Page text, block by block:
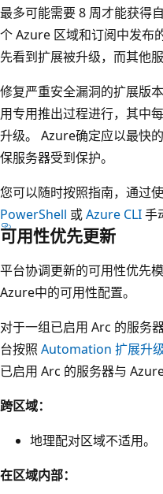
最多可能需要 8 周才能获得
个 Azure 区域和订阅中发布
先看到扩展被升级，而其他
修复严重安全漏洞的扩展版
用专用推出过程进行，其中
升级。 Azure确定应以最快
保服务器受到保护。
您可以随时按照指南，通过
PowerShell 或Azure CLI手
可用性优先更新
平台协调更新的可用性优先
Azure中的可用性配置。
对于一组已启用 Arc 的服务
台按照 Automation 扩展升
已启用 Arc 的服务器与
跨区域：
地理配对区域不适用。
在区域内部：